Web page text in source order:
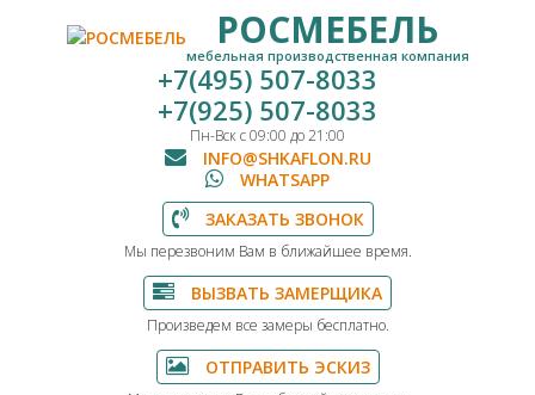
РОСМЕБЕЛЬ
мебельная производственная компания
+7(495) 507-8033
+7(925) 507-8033
Пн-Вск с 09:00 до 21:00
INFO@SHKAFLON.RU
WHATSAPP
ЗАКАЗАТЬ ЗВОНОК
Мы перезвоним Вам в ближайшее время.
ВЫЗВАТЬ ЗАМЕРЩИКА
Произведем все замеры бесплатно.
ОТПРАВИТЬ ЭСКИЗ